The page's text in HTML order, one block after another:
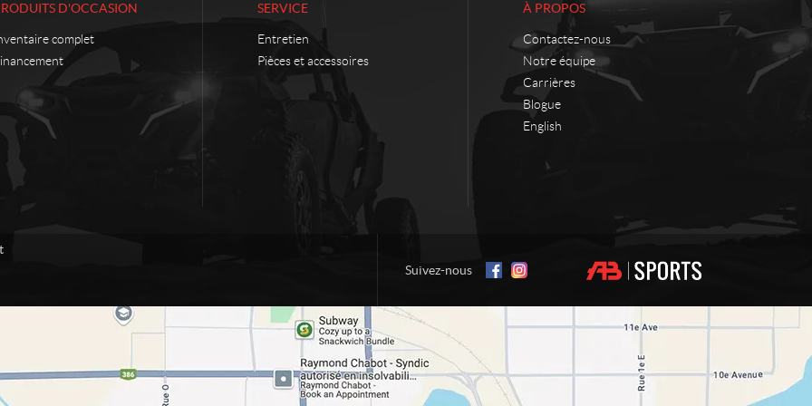
D'OCCASION
complet
SERVICE
Entretien
Pièces et accessoires
À PROPOS
Contactez-nous
Notre équipe
Carrières
Blogue
English
Suivez-nous